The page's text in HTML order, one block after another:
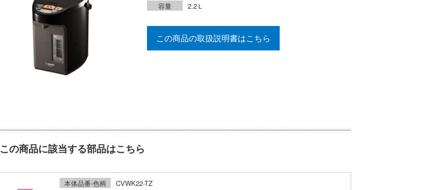
容量
2.2Ｌ
この商品の取扱説明書はこちら
この商品に該当する部品はこちら
本体品番-色柄
CVWK22-TZ